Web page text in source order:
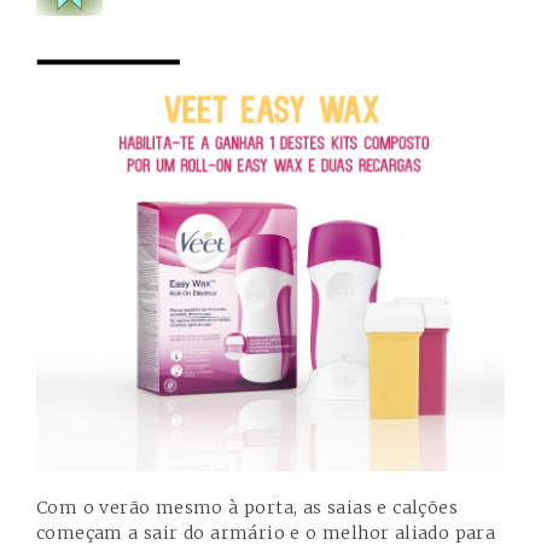
Com o verão mesmo à porta, as saias e calções
começam a sair do armário e o melhor aliado para